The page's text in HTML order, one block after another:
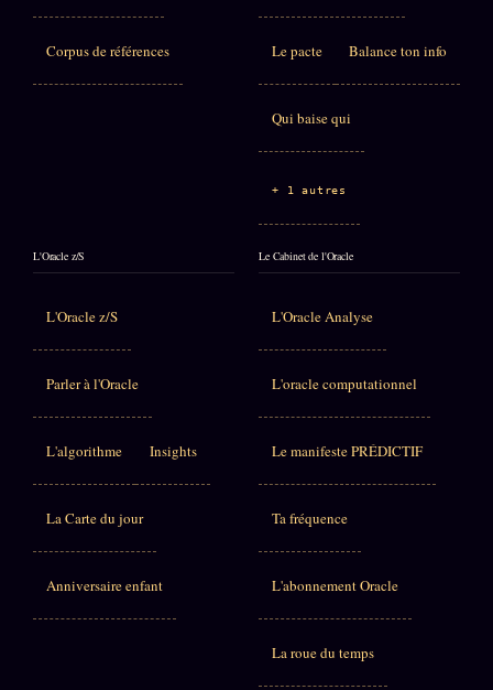
Corpus de références Le pacte Balance ton info
Qui baise qui
+ 1 autres
L'Oracle z/S
L'Oracle z/S
Parler à l'Oracle
L'algorithme Insights
La Carte du jour
Anniversaire enfant
Le Cabinet de l'Oracle
L'Oracle Analyse
L'oracle computationnel
Le manifeste PRÉDICTIF
Ta fréquence
L'abonnement Oracle
La roue du temps